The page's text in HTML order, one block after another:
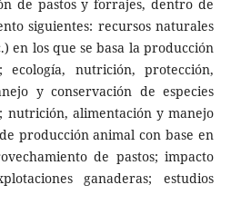
de pastos y forrajes, dentro de
siguientes: recursos naturales
en los que se basa la producción
nutrición, protección,
y conservación de especies
nutrición, alimentación y manejo
producción animal con base en
de pastos; impacto
ganaderas; estudios